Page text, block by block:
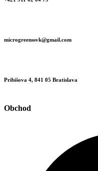
microgreenssvk@gmail.com
Pribišova 4, 841 05 Bratislava
Obchod